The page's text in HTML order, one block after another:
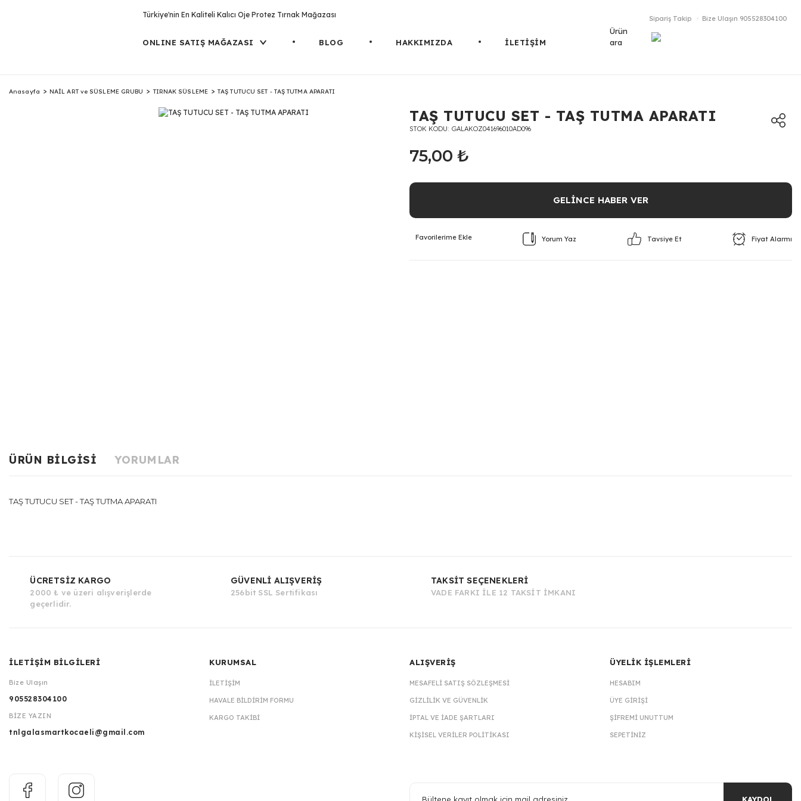
Türkiye'nin En Kaliteli Kalıcı Oje Protez Tırnak Mağazası
ONLINE SATIŞ MAĞAZASI BLOG HAKKIMIZDA İLETİŞİM
Sipariş Takip Bize Ulaşın 905528304100
Ürün
ara
Anasayfa NAİL ART ve SÜSLEME GRUBU TIRNAK SÜSLEME TAŞ TUTUCU SET - TAŞ TUTMA APARATI
TAŞ TUTUCU SET - TAŞ TUTMA APARATI
STOK KODU GALAKOZ041696010AD096
75,00 ₺
GELİNCE HABER VER
Yorum Yaz Tavsiye Et Fiyat Alarmı
ÜRÜN BILGISI YORUMLAR
TAŞ TUTUCU SET - TAŞ TUTMA APARATI
ÜCRETSİZ KARGO
2000 ₺ ve üzeri alışverişlerde
geçerlidir.
GÜVENLİ ALIŞVERİŞ
256bit SSL Sertifikası
TAKSİT SEÇENEKLERİ
VADE FARKI İLE 12 TAKSİT İMKANI
İLETİŞİM BİLGİLERİ
Bize Ulaşın
905528304100
BİZE YAZIN
tnlgalasmartkocaeli@gmail.com
KURUMSAL
İLETIŞIM
HAVALE BILDIRIM FORMU
KARGO TAKIBI
ALIŞVERİŞ
MESAFELI SATIŞ SÖZLEŞMESI
GIZLILIK VE GÜVENLIK
İPTAL VE İADE ŞARTLARI
KIŞISEL VERILER POLITIKASI
ÜYELİK İŞLEMLERİ
HESABIM
ÜYE GIRIŞI
ŞIFREMI UNUTTUM
SEPETINIZ
KAYDOL